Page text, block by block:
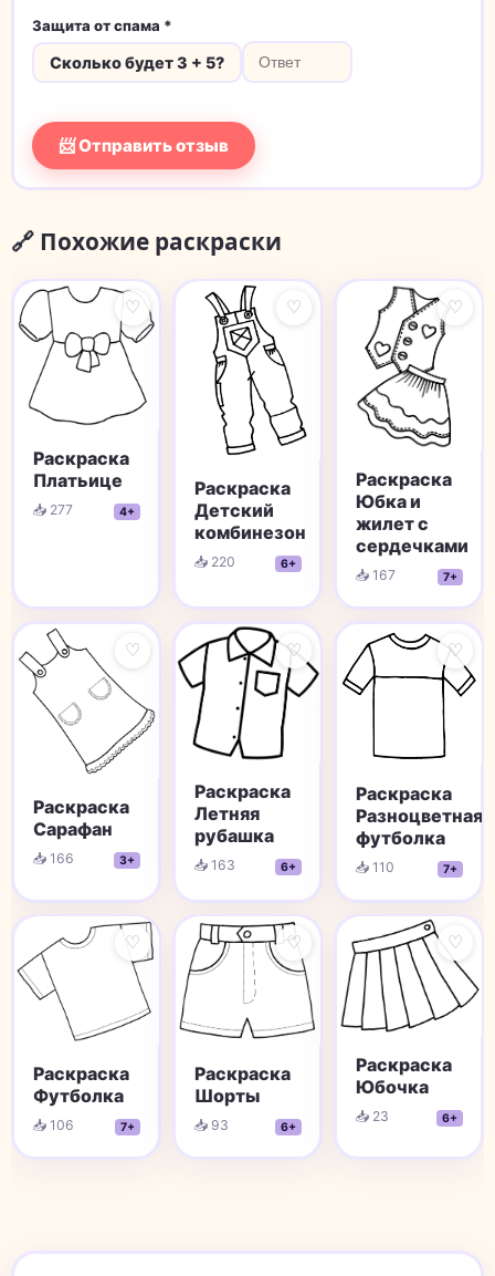
Защита от спама *
Сколько будет 3 + 5?
📨 Отправить отзыв
🔗 Похожие раскраски
♡
Раскраска
Платьице
📥 277 4+
♡
Раскраска
Детский
комбинезон
📥 220 6+
♡
Раскраска
Юбка и
жилет с
сердечками
📥 167 7+
♡
Раскраска
Сарафан
📥 166 3+
♡
Раскраска
Летняя
рубашка
📥 163 6+
♡
Раскраска
Разноцветная
футболка
📥 110 7+
♡
Раскраска
Футболка
📥 106 7+
♡
Раскраска
Шорты
📥 93 6+
♡
Раскраска
Юбочка
📥 23 6+